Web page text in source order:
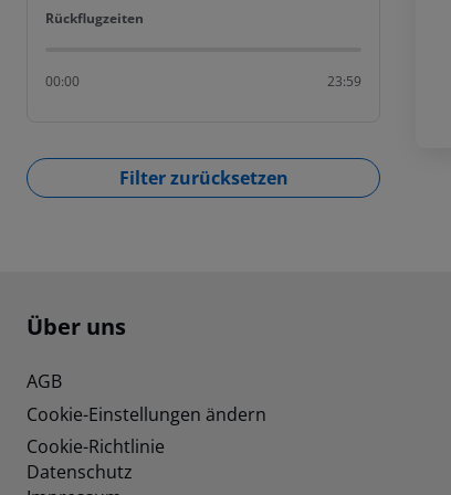
Rückflugzeiten
Rückflugzeiten
00:00 23:59
Filter zurücksetzen
Footer navigation
Über uns
AGB
Cookie-Einstellungen ändern
Cookie-Richtlinie
Datenschutz